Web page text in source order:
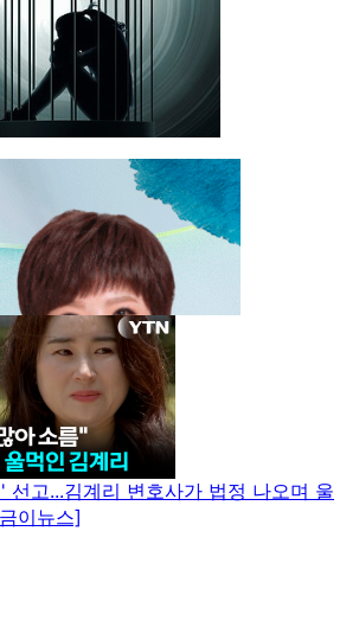
선고...김계리 변호사가 법정 나오며 울
이뉴스]